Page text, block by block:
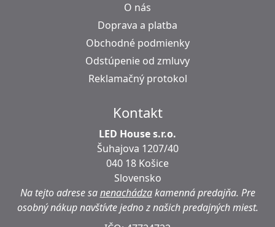
O nás
Doprava a platba
Obchodné podmienky
Odstúpenie od zmluvy
Reklamačný protokol
Kontakt
LED House s.r.o.
Šuhajova 1207/40
040 18 Košice
Slovensko
Na tejto adrese sanenachádzakamenná predajňa. Pre
osobný nákup navštívte jedno z našich predajných miest.